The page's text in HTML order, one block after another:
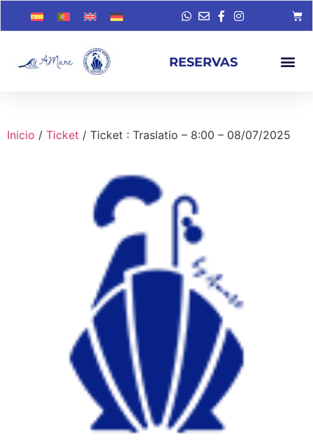
RESERVAS
Inicio / Ticket / Ticket : Traslatio – 8:00 – 08/07/2025